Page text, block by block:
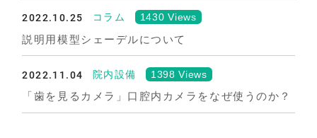
2022.10.25 コラム 1430 Views
説明用模型シェーデルについて
2022.11.04 院内設備 1398 Views
「歯を見るカメラ」口腔内カメラをなぜ使うのか？